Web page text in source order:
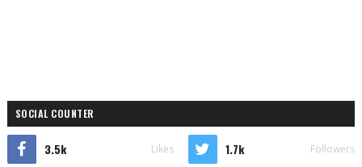
SOCIAL COUNTER
3.5k Likes 1.7k Followers